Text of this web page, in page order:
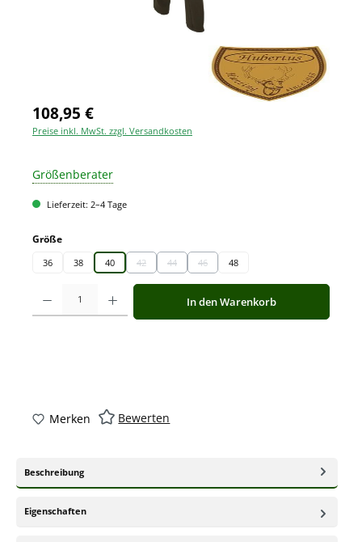
108,95 €
Preise inkl. MwSt. zzgl. Versandkosten
Größenberater
Lieferzeit: 2–4 Tage
Größeauswählen
36 38 40 42
(Diese Option ist zurzeit nicht verfügbar.)
44
(Diese Option ist zurzeit nicht verfügbar.)
46
(Diese Option ist zurzeit nicht verfügbar.)
48
Produkt Anzahl: Gib den gewünschten Wert ein oder benutze die
In den Warenkorb
Merken Bewerten
Beschreibung
Eigenschaften